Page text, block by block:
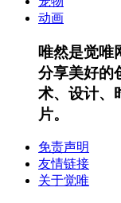
动画
唯然是觉唯
分享美好的
术、设计、
片。
免责声明
友情链接
关于觉唯